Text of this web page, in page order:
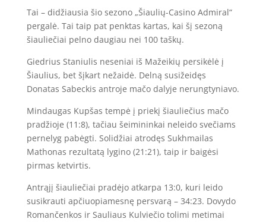
Tai – didžiausia šio sezono „Šiaulių-Casino Admiral“
pergalė. Tai taip pat penktas kartas, kai šį sezoną
šiauliečiai pelno daugiau nei 100 taškų.
Giedrius Staniulis neseniai iš Mažeikių persikėlė į
Šiaulius, bet šįkart nežaidė. Delną susižeidęs
Donatas Sabeckis antroje mačo dalyje nerungtyniavo.
Mindaugas Kupšas tempė į priekį šiauliečius mačo
pradžioje (11:8), tačiau šeimininkai neleido svečiams
pernelyg pabėgti. Solidžiai atrodęs Sukhmailas
Mathonas rezultatą lygino (21:21), taip ir baigėsi
pirmas ketvirtis.
Antrąjį šiauliečiai pradėjo atkarpa 13:0, kuri leido
susikrauti apčiuopiamesnę persvarą – 34:23. Dovydo
Romančenkos ir Sauliaus Kulviečio tolimi metimai